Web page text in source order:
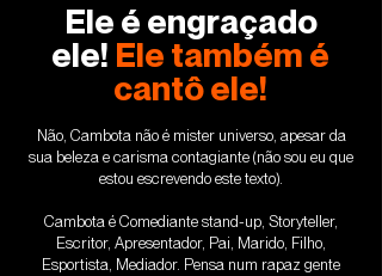
Ele é engraçado
ele! Ele também é
cantô ele!
Não, Cambota não é mister universo, apesar da
sua beleza e carisma contagiante (não sou eu que
estou escrevendo este texto).
Cambota é Comediante stand-up, Storyteller,
Escritor, Apresentador, Pai, Marido, Filho,
Esportista, Mediador. Pensa num rapaz gente